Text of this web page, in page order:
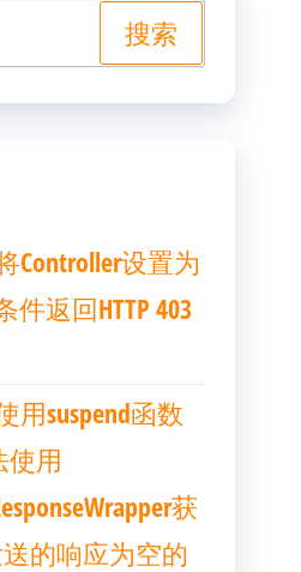
Controller设置为
件返回HTTP 403
用suspend函数
使用
获
的响应为空的